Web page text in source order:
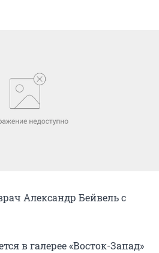
Александр Бейвель с
в галерее «Восток-Запад»